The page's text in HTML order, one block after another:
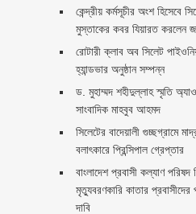
কেন্দ্রীয় কর্মসূচীর অংশ হিসেবে
মুস্তাকের কবর যিয়ারত করলেন
রোটারী ক্লাব অব সিলেট
হ্যান্ডভার অনুষ্ঠান সম্পন্ন
ড. মুহাম্মদ শহীদুল্লাহ স্মৃতি
সাংবাদিক মাহবুব আহমদ
সিলেটের বাদেয়ালী গুচ্ছগ্রামে
বলাৎকারে প্রিন্সিপাল গ্রেপ্তার ‎
বাংলাদেশ প্রবাসী কল্যাণ পরিষদ
মৃত্যুবরণকারি কাতার
দাবি